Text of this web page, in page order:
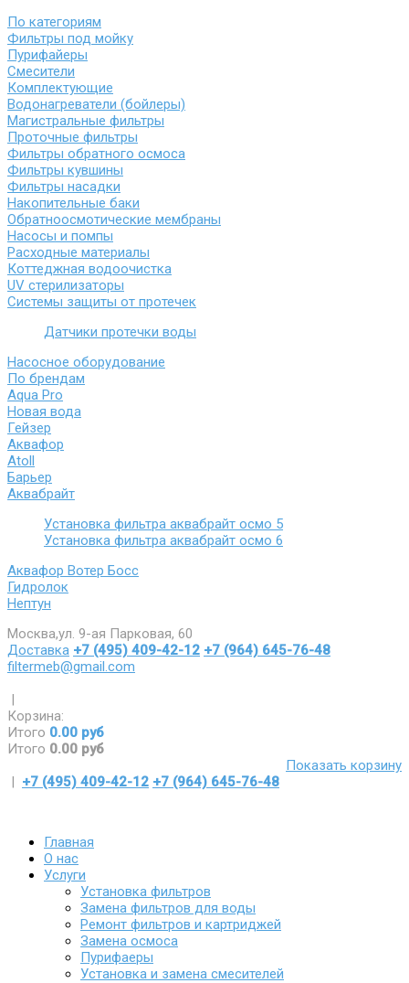
По категориям
Фильтры под мойку
Пурифайеры
Смесители
Комплектующие
Водонагреватели (бойлеры)
Магистральные фильтры
Проточные фильтры
Фильтры обратного осмоса
Фильтры кувшины
Фильтры насадки
Накопительные баки
Обратноосмотические мембраны
Насосы и помпы
Расходные материалы
Коттеджная водоочистка
UV стерилизаторы
Системы защиты от протечек
Датчики протечки воды
Насосное оборудование
По брендам
Aqua Pro
Новая вода
Гейзер
Аквафор
Atoll
Барьер
Аквабрайт
Установка фильтра аквабрайт осмо 5
Установка фильтра аквабрайт осмо 6
Аквафор Вотер Босс
Гидролок
Нептун
Москва,ул. 9-ая Парковая, 60
Доставка +7 (495) 409-42-12 +7 (964) 645-76-48
filtermeb@gmail.com
|
Корзина:
Итого 0.00 руб
Итого 0.00 руб
Показать корзину
| +7 (495) 409-42-12 +7 (964) 645-76-48
Главная
О нас
Услуги
Установка фильтров
Замена фильтров для воды
Ремонт фильтров и картриджей
Замена осмоса
Пурифаеры
Установка и замена смесителей